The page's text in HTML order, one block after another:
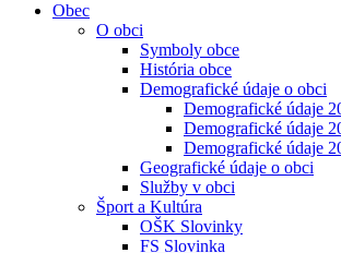
Obec
O obci
Symboly obce
História obce
Demografické údaje o obci
Demografické údaje
Demografické údaje
Demografické údaje
Geografické údaje o obci
Služby v obci
Šport a Kultúra
OŠK Slovinky
FS Slovinka